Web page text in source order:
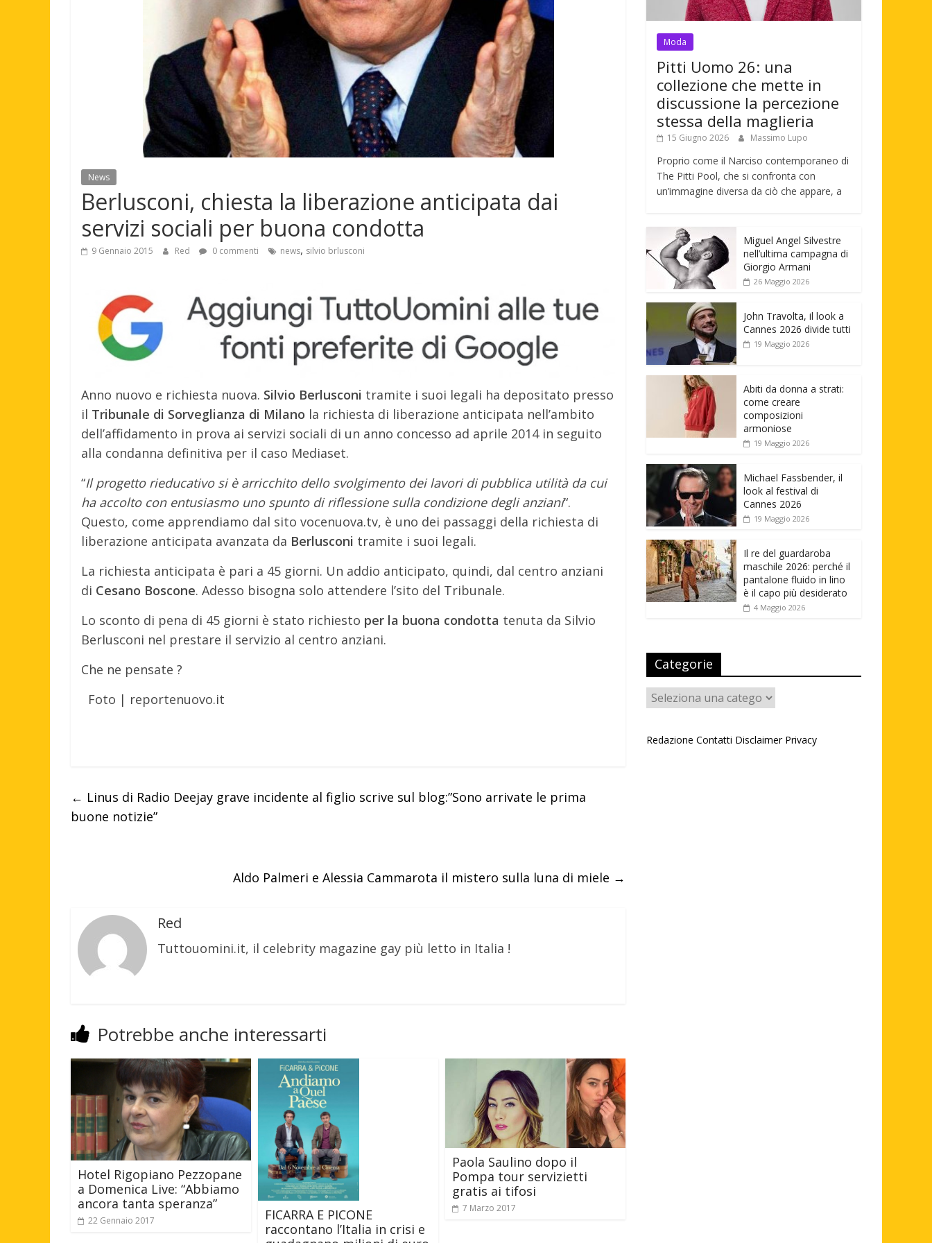
News
Berlusconi, chiesta la liberazione anticipata dai
servizi sociali per buona condotta
9 Gennaio 2015 Red 0 commenti news, silvio brlusconi
Anno nuovo e richiesta nuova. Silvio Berlusconi tramite i suoi legali ha depositato presso
il Tribunale di Sorveglianza di Milano la richiesta di liberazione anticipata nell’ambito
dell’affidamento in prova ai servizi sociali di un anno concesso ad aprile 2014 in seguito
alla condanna definitiva per il caso Mediaset.
“Il progetto rieducativo si è arricchito dello svolgimento dei lavori di pubblica utilità da cui
ha accolto con entusiasmo uno spunto di riflessione sulla condizione degli anziani“.
Questo, come apprendiamo dal sito vocenuova.tv, è uno dei passaggi della richiesta di
liberazione anticipata avanzata da Berlusconi tramite i suoi legali.
La richiesta anticipata è pari a 45 giorni. Un addio anticipato, quindi, dal centro anziani
di Cesano Boscone. Adesso bisogna solo attendere l’sito del Tribunale.
Lo sconto di pena di 45 giorni è stato richiesto per la buona condotta tenuta da Silvio
Berlusconi nel prestare il servizio al centro anziani.
Che ne pensate ?
Foto | reportenuovo.it
← Linus di Radio Deejay grave incidente al figlio scrive sul blog:”Sono arrivate le prima
buone notizie”
Aldo Palmeri e Alessia Cammarota il mistero sulla luna di miele →
Red
Tuttouomini.it, il celebrity magazine gay più letto in Italia !
Potrebbe anche interessarti
Hotel Rigopiano Pezzopane
a Domenica Live: “Abbiamo
ancora tanta speranza”
22 Gennaio 2017
FICARRA E PICONE
raccontano l’Italia in crisi e
Paola Saulino dopo il
Pompa tour servizietti
gratis ai tifosi
7 Marzo 2017
Moda
Pitti Uomo 26: una
collezione che mette in
discussione la percezione
stessa della maglieria
15 Giugno 2026 Massimo Lupo
Proprio come il Narciso contemporaneo di
The Pitti Pool, che si confronta con
un’immagine diversa da ciò che appare, a
Miguel Angel Silvestre
nell’ultima campagna di
Giorgio Armani
26 Maggio 2026
John Travolta, il look a
Cannes 2026 divide tutti
19 Maggio 2026
Abiti da donna a strati:
come creare
composizioni
armoniose
19 Maggio 2026
Michael Fassbender, il
look al festival di
Cannes 2026
19 Maggio 2026
Il re del guardaroba
maschile 2026: perché il
pantalone fluido in lino
è il capo più desiderato
4 Maggio 2026
Categorie
Categorie
Redazione Contatti Disclaimer Privacy